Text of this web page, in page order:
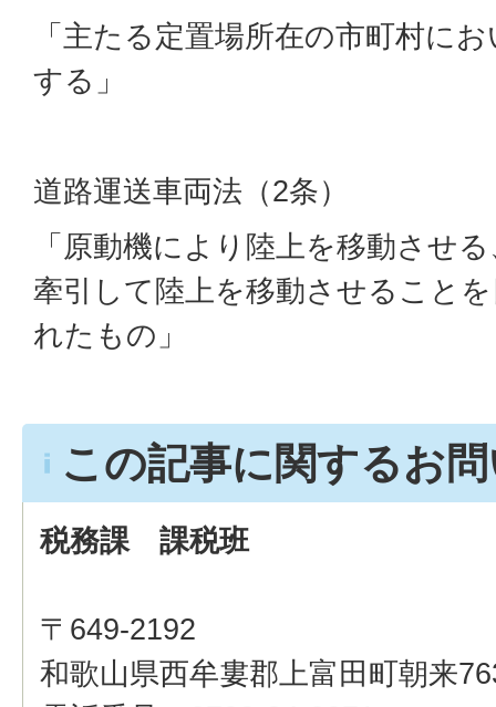
「主たる定置場所在の市町村に
する」
道路運送車両法（2条）
「原動機により陸上を移動させ
牽引して陸上を移動させること
れたもの」
この記事に関するお
税務課 課税班
〒649-2192
和歌山県西牟婁郡上富田町朝来